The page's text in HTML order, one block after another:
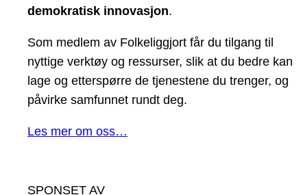
demokratisk innovasjon.
Som medlem av Folkeliggjort får du tilgang til
nyttige verktøy og ressurser, slik at du bedre kan
lage og etterspørre de tjenestene du trenger, og
påvirke samfunnet rundt deg.
Les mer om oss…
SPONSET AV